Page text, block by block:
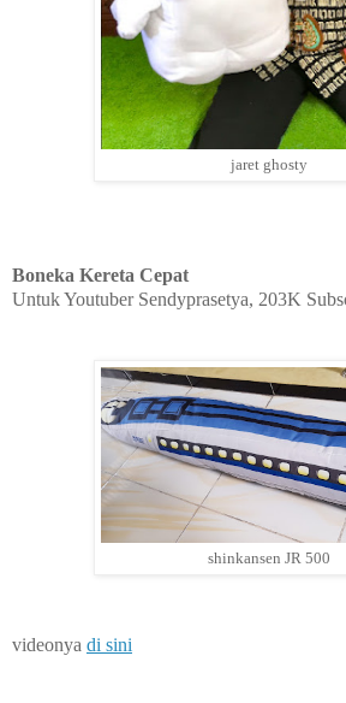
jaret ghosty
Boneka Kereta Cepat
Untuk Youtuber Sendyprasetya, 203K
shinkansen JR 500
videonya di sini